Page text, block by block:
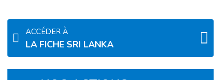
ACCÉDER À
LA FICHE SRI LANKA